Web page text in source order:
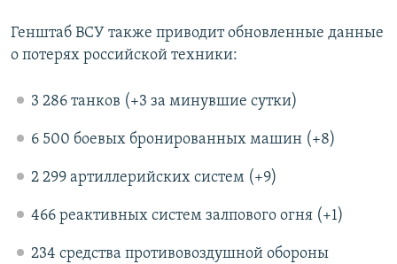
Генштаб ВСУ также приводит обновленные данные
о потерях российской техники:
3 286 танков (+3 за минувшие сутки)
6 500 боевых бронированных машин (+8)
2 299 артиллерийских систем (+9)
466 реактивных систем залпового огня (+1)
234 средства противовоздушной обороны